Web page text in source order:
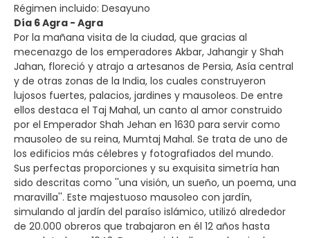
Régimen incluido: Desayuno
Día 6 Agra - Agra
Por la mañana visita de la ciudad, que gracias al
mecenazgo de los emperadores Akbar, Jahangir y Shah
Jahan, floreció y atrajo a artesanos de Persia, Asía central
y de otras zonas de la India, los cuales construyeron
lujosos fuertes, palacios, jardines y mausoleos. De entre
ellos destaca el Taj Mahal, un canto al amor construido
por el Emperador Shah Jehan en 1630 para servir como
mausoleo de su reina, Mumtaj Mahal. Se trata de uno de
los edificios más célebres y fotografiados del mundo.
Sus perfectas proporciones y su exquisita simetría han
sido descritas como ''una visión, un sueño, un poema, una
maravilla''. Este majestuoso mausoleo con jardín,
simulando al jardín del paraíso islámico, utilizó alrededor
de 20.000 obreros que trabajaron en él 12 años hasta